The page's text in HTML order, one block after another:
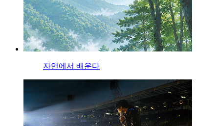
자연에서 배운다